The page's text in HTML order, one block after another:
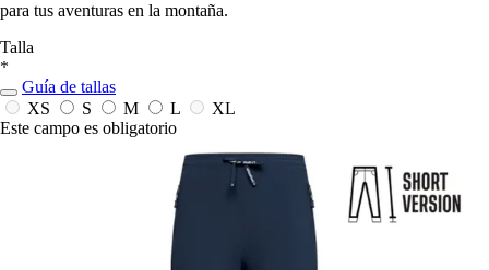
para tus aventuras en la montaña.
Talla
*
Guía de tallas
XS
S M L
XL
Este campo es obligatorio